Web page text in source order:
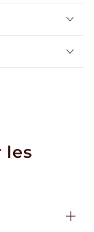
les